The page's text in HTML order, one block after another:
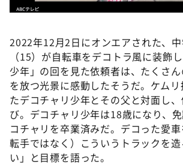
2022年12月2日にオンエアされた、
（15）が自転車をデコトラ風に装飾
少年」の回を見た依頼者は、たくさ
を放つ光景に感動したそうだ。ケム
たデコチャリ少年とその父と対面し
び。デコチャリ少年は18歳になり、
コチャリを卒業済みだ。デコった愛
転手ではなく）こういうトラックを
い」と目標を語った。